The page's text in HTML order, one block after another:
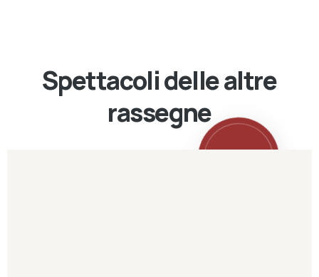
Spettacoli delle altre
rassegne